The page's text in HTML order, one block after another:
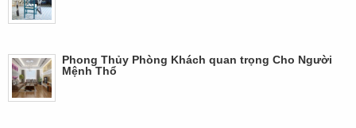
Phong Thủy Phòng Khách quan trọng Cho Người
Mệnh Thổ